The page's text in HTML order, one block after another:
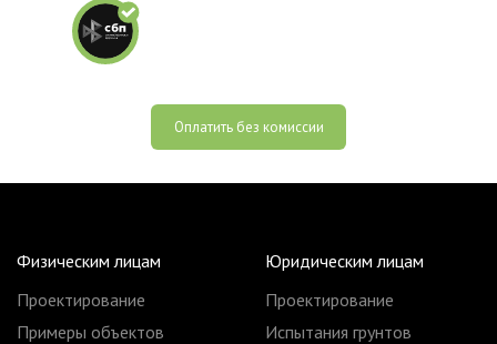
Оплатить без комиссии
Физическим лицам
Проектирование
Примеры объектов
Юридическим лицам
Проектирование
Испытания грунтов